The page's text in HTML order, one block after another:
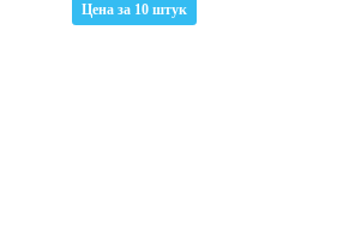
Цена за 10 штук